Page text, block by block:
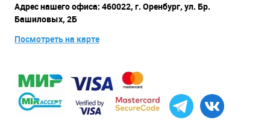
Адрес нашего офиса: 460022, г. Оренбург, ул. Бр.
Башиловых, 2Б
Посмотреть на карте